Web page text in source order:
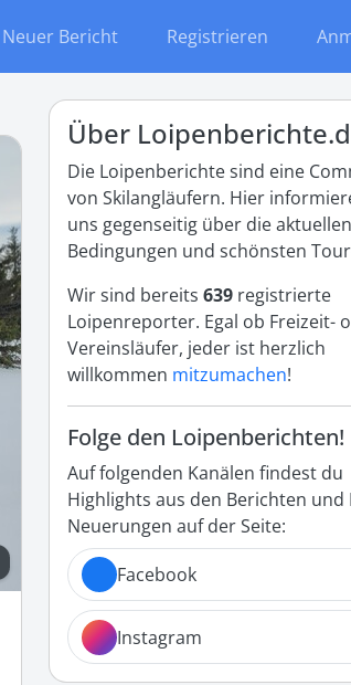
Neuer Bericht Registrieren
Über
Die Loipenberichte sind eine
von Skilangläufern. Hier
uns gegenseitig über die aktuellen
Bedingungen und schönsten
Wir sind bereits 639 registrierte
Loipenreporter. Egal ob Freizeit-
Vereinsläufer, jeder ist herzlich
willkommen mitzumachen!
Folge den Loipenberichten!
Auf folgenden Kanälen findest du
Highlights aus den Berichten und
Neuerungen auf der Seite:
Facebook
Instagram